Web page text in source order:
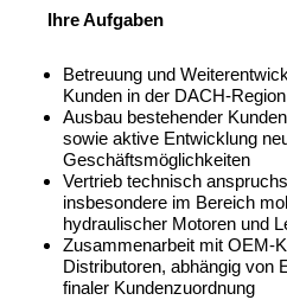
Ihre Aufgaben
Betreuung und
Kunden in der DACH-Region
Ausbau bestehender
sowie aktive Entwicklung
Geschäftsmöglichkeiten
Vertrieb technisch
insbesondere im Bereich
hydraulischer Motoren und
Zusammenarbeit mit OEM-
Distributoren, abhängig von
finaler Kundenzuordnung